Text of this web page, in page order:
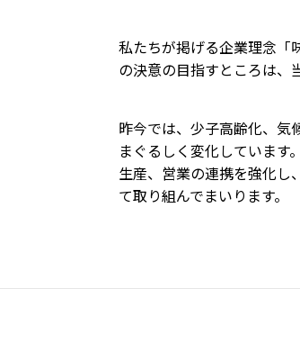
私たちが掲げる企業理念「
の決意の目指すところは、
昨今では、少子高齢化、気
まぐるしく変化しています
生産、営業の連携を強化し
て取り組んでまいります。